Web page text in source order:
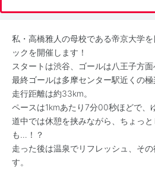
私・高橋雅人の母校である帝京大学
ックを開催します！
スタートは渋谷、ゴールは八王子方面
最終ゴールは多摩センター駅近くの極
走行距離は約33km。
ペースは1kmあたり7分00秒ほどで、
道中では休憩を挟みながら、ちょっ
も…！？
走った後は温泉でリフレッシュ、そ
す。